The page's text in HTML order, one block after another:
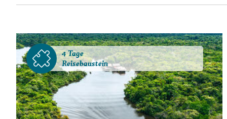
4 Tage
Reisebaustein